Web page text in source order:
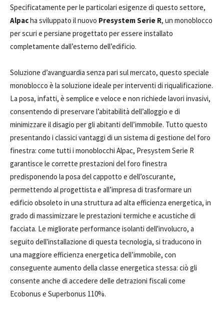
Specificatamente per le particolari esigenze di questo settore,
Alpacha sviluppato il nuovo Presystem Serie R, un monoblocco
per scuri e persiane progettato per essere installato
completamente dall’esterno dell’edificio.
Soluzione d’avanguardia senza pari sul mercato, questo speciale
monoblocco è la soluzione ideale per interventi di riqualificazione.
La posa, infatti, è semplice e veloce e non richiede lavori invasivi,
consentendo di preservare l’abitabilità dell’alloggio e di
minimizzare il disagio per gli abitanti dell’immobile. Tutto questo
presentando i classici vantaggi di un sistema di gestione del foro
finestra: come tutti i monoblocchi Alpac, Presystem Serie R
garantisce le corrette prestazioni del foro finestra
predisponendo la posa del cappotto e dell’oscurante,
permettendo al progettista e all’impresa di trasformare un
edificio obsoleto in una struttura ad alta efficienza energetica, in
grado di massimizzare le prestazioni termiche e acustiche di
facciata. Le migliorate performance isolanti dell'involucro, a
seguito dell'installazione di questa tecnologia, si traducono in
una maggiore efficienza energetica dell’immobile, con
conseguente aumento della classe energetica stessa: ciò gli
consente anche di accedere delle detrazioni fiscali come
Ecobonus e Superbonus 110%.